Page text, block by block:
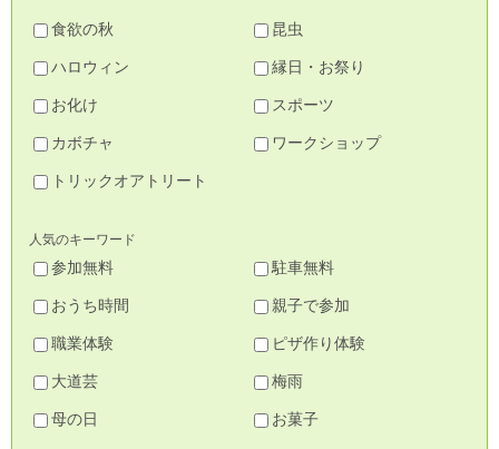
食欲の秋 昆虫
ハロウィン 縁日・お祭り
お化け スポーツ
カボチャ ワークショップ
トリックオアトリート
人気のキーワード
参加無料 駐車無料
おうち時間 親子で参加
職業体験 ピザ作り体験
大道芸 梅雨
母の日 お菓子